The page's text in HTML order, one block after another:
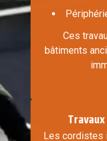
Ces
bâtiments
Les cordistes